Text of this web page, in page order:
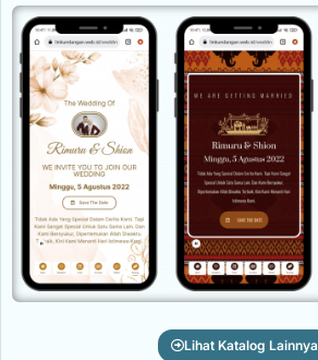
Lihat Katalog Lainnya